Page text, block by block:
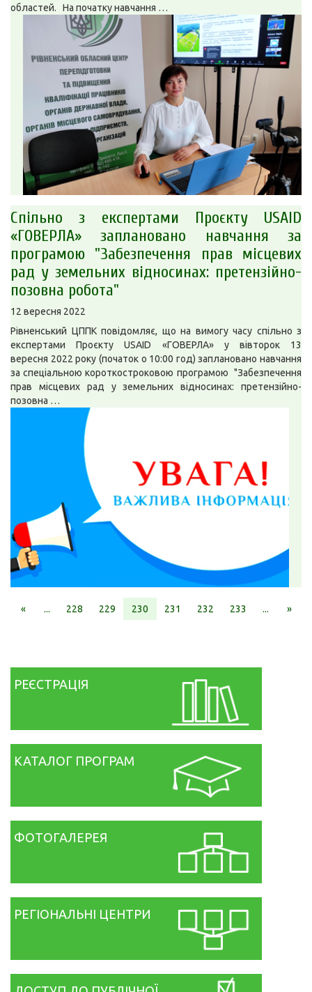
областей. На початку навчання …
Спільно з експертами Проєкту USAID
«ГОВЕРЛА» заплановано навчання за
програмою "Забезпечення прав місцевих
рад у земельних відносинах: претензійно-
позовна робота"
12 вересня 2022
Рівненський ЦППК повідомляє, що на вимогу часу спільно з
експертами Проєкту USAID «ГОВЕРЛА» у вівторок 13
вересня 2022 року (початок о 10:00 год) заплановано навчання
за спеціальною короткостроковою програмою "Забезпечення
прав місцевих рад у земельних відносинах: претензійно-
позовна …
« ... 228 229 230 231 232 233 ... »
РЕЄСТРАЦІЯ
КАТАЛОГ ПРОГРАМ
ФОТОГАЛЕРЕЯ
РЕГІОНАЛЬНІ ЦЕНТРИ